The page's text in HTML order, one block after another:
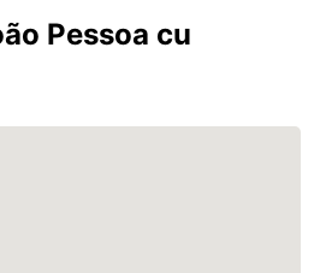
Pessoa cu